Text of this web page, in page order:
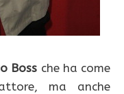
Boss che ha come
ma anche